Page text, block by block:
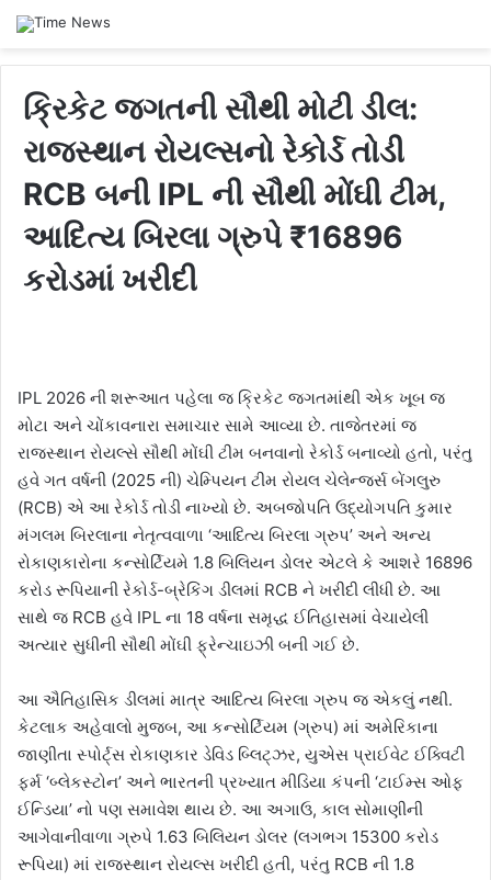
ક્રિકેટ જગતની સૌથી મોટી ડીલ:
રાજસ્થાન રોયલ્સનો રેકોર્ડ તોડી
RCB બની IPL ની સૌથી મોંઘી ટીમ,
આદિત્ય બિરલા ગ્રુપે ₹16896
કરોડમાં ખરીદી
IPL 2026 ની શરૂઆત પહેલા જ ક્રિકેટ જગતમાંથી એક ખૂબ જ
મોટા અને ચોંકાવનારા સમાચાર સામે આવ્યા છે. તાજેતરમાં જ
રાજસ્થાન રોયલ્સે સૌથી મોંઘી ટીમ બનવાનો રેકોર્ડ બનાવ્યો હતો, પરંતુ
હવે ગત વર્ષની (2025 ની) ચેમ્પિયન ટીમ રોયલ ચેલેન્જર્સ બેંગલુરુ
(RCB) એ આ રેકોર્ડ તોડી નાખ્યો છે. અબજોપતિ ઉદ્યોગપતિ કુમાર
મંગલમ બિરલાના નેતૃત્વવાળા ‘આદિત્ય બિરલા ગ્રુપ’ અને અન્ય
રોકાણકારોના કન્સોર્ટિયમે 1.8 બિલિયન ડોલર એટલે કે આશરે 16896
કરોડ રૂપિયાની રેકોર્ડ-બ્રેકિંગ ડીલમાં RCB ને ખરીદી લીધી છે. આ
સાથે જ RCB હવે IPL ના 18 વર્ષના સમૃદ્ધ ઈતિહાસમાં વેચાયેલી
અત્યાર સુધીની સૌથી મોંઘી ફ્રેન્ચાઇઝી બની ગઈ છે.
આ ઐતિહાસિક ડીલમાં માત્ર આદિત્ય બિરલા ગ્રુપ જ એકલું નથી.
કેટલાક અહેવાલો મુજબ, આ કન્સોર્ટિયમ (ગ્રુપ) માં અમેરિકાના
જાણીતા સ્પોર્ટ્સ રોકાણકાર ડેવિડ બ્લિટ્ઝર, યુએસ પ્રાઈવેટ ઈક્વિટી
ફર્મ ‘બ્લેકસ્ટોન’ અને ભારતની પ્રખ્યાત મીડિયા કંપની ‘ટાઈમ્સ ઓફ
ઈન્ડિયા’ નો પણ સમાવેશ થાય છે. આ અગાઉ, કાલ સોમાણીની
આગેવાનીવાળા ગ્રુપે 1.63 બિલિયન ડોલર (લગભગ 15300 કરોડ
રૂપિયા) માં રાજસ્થાન રોયલ્સ ખરીદી હતી, પરંતુ RCB ની 1.8